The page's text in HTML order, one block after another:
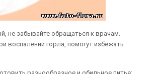
не забывайте обращаться к врачам.
воспалении горла, помогут избежать